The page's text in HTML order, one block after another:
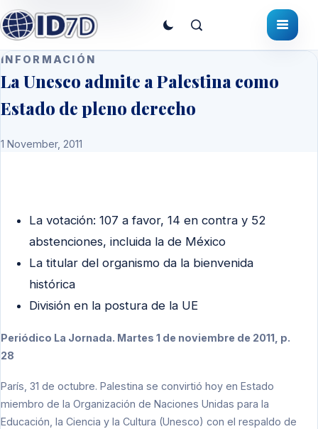
INFORMACIÓN
La Unesco admite a Palestina como
Estado de pleno derecho
1 November, 2011
La votación: 107 a favor, 14 en contra y 52
abstenciones, incluida la de México
La titular del organismo da la bienvenida
histórica
División en la postura de la UE
Periódico La Jornada. Martes 1 de noviembre de 2011, p.
28
París, 31 de octubre. Palestina se convirtió hoy en Estado
miembro de la Organización de Naciones Unidas para la
Educación, la Ciencia y la Cultura (Unesco) con el respaldo de